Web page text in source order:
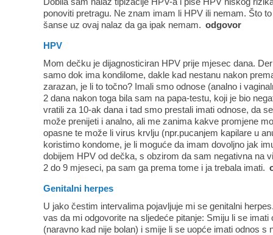
Dobila sam nalaz tipizacije HPV-a i piše HPV niskog
ponoviti pretragu. Ne znam imam li HPV ili nemam. Što
šanse uz ovaj nalaz da ga ipak nemam. odgovor
HPV
Mom dečku je dijagnosticiran HPV prije mjesec dana.
samo dok ima kondilome, dakle kad nestanu nakon
zarazan, je li to točno? Imali smo odnose (analno i
2 dana nakon toga bila sam na papa-testu, koji je bio
vratili za 10-ak dana i tad smo prestali imati odnose, da
može prenijeti i analno, ali me zanima kakve promjene
opasne te može li virus krvlju (npr.pucanjem kapilare u
koristimo kondome, je li moguće da imam dovoljno jak
dobijem HPV od dečka, s obzirom da sam negativna na
2 do 9 mjeseci, pa sam ga prema tome i ja trebala imati.
Genitalni herpes
U jako čestim intervalima pojavljuje mi se genitalni
vas da mi odgovorite na sljedeće pitanje: Smiju li se
(naravno kad nije bolan) i smije li se uopće imati odnos s